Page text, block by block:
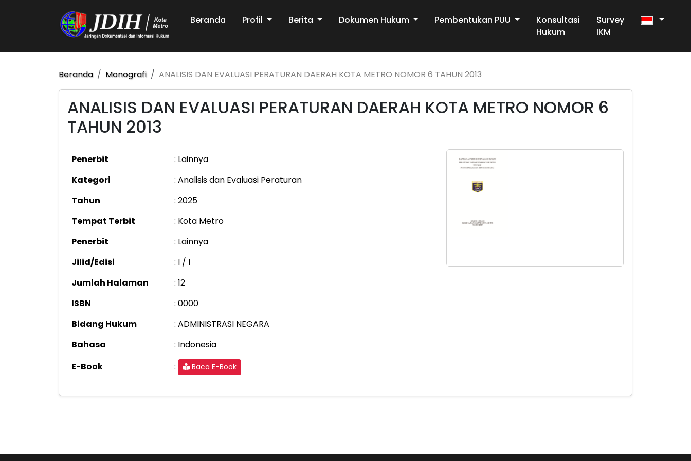
Beranda Profil Berita Dokumen Hukum Pembentukan PUU
Konsultasi
Hukum
Survey
IKM
Beranda Monografi ANALISIS DAN EVALUASI PERATURAN DAERAH KOTA METRO NOMOR 6 TAHUN 2013
ANALISIS DAN EVALUASI PERATURAN DAERAH KOTA METRO NOMOR 6
TAHUN 2013
Penerbit
: Lainnya
Kategori
: Analisis dan Evaluasi Peraturan
Tahun
: 2025
Tempat Terbit
: Kota Metro
Penerbit
: Lainnya
Jilid/Edisi
: I / I
Jumlah Halaman
: 12
ISBN
: 0000
Bidang Hukum
: ADMINISTRASI NEGARA
Bahasa
: Indonesia
E-Book
: Baca E-Book